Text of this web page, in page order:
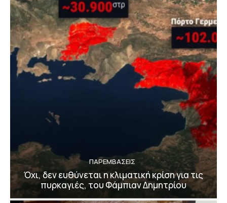
ΠΑΡΕΜΒΑΣΕΙΣ
Όχι, δεν ευθύνεται η κλιματική κρίση για τις
πυρκαγιές, του Φάμπιαν Δημητρίου